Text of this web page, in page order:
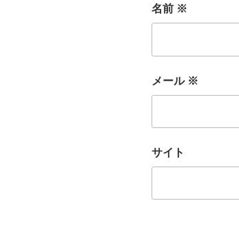
名前 ※
メール ※
サイト